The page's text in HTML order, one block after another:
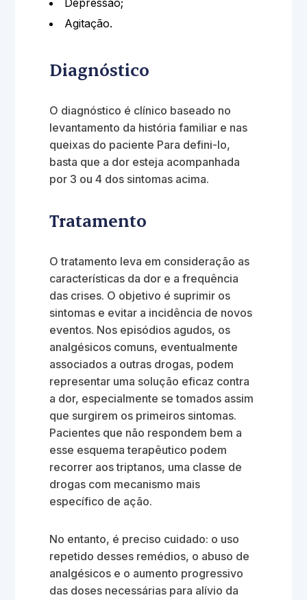
Depressão;
Agitação.
Diagnóstico
O diagnóstico é clínico baseado no
levantamento da história familiar e nas
queixas do paciente Para defini-lo,
basta que a dor esteja acompanhada
por 3 ou 4 dos sintomas acima.
Tratamento
O tratamento leva em consideração as
características da dor e a frequência
das crises. O objetivo é suprimir os
sintomas e evitar a incidência de novos
eventos. Nos episódios agudos, os
analgésicos comuns, eventualmente
associados a outras drogas, podem
representar uma solução eficaz contra
a dor, especialmente se tomados assim
que surgirem os primeiros sintomas.
Pacientes que não respondem bem a
esse esquema terapêutico podem
recorrer aos triptanos, uma classe de
drogas com mecanismo mais
específico de ação.
No entanto, é preciso cuidado: o uso
repetido desses remédios, o abuso de
analgésicos e o aumento progressivo
das doses necessárias para alívio da